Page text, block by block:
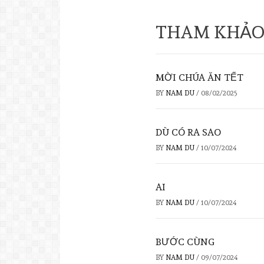
THAM
MỜI CHÚA ĂN TẾT
BY NAM DU / 08/02/2025
DÙ CÓ RA SAO
BY NAM DU / 10/07/2024
AI
BY NAM DU / 10/07/2024
BƯỚC CÙNG
BY NAM DU / 09/07/2024